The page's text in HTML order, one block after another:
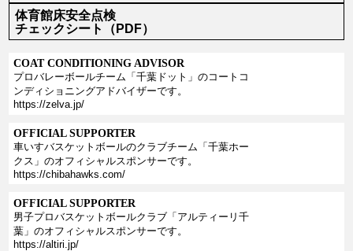
体育館床安全点検
チェックシート（PDF）
COAT CONDITIONING ADVISOR
プロバレーボールチーム「千葉ドット」のコートコ
ンディショニングアドバイザーです。
https://zelva.jp/
OFFICIAL SUPPORTER
車いすバスケットボールのクラブチーム「千葉ホー
クス」のオフィシャルスポンサーです。
https://chibahawks.com/
OFFICIAL SUPPORTER
男子プロバスケットボールクラブ「アルティーリ千
葉」のオフィシャルスポンサーです。
https://altiri.jp/